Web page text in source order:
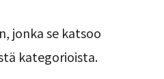
jonka se katsoo
kategorioista.